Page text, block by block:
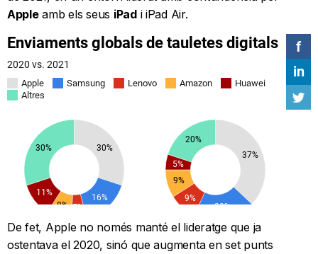
Appleamb els seus iPadi iPad Air.
De fet, Apple no només manté el lideratge que ja
ostentava el 2020, sinó que augmenta en set punts